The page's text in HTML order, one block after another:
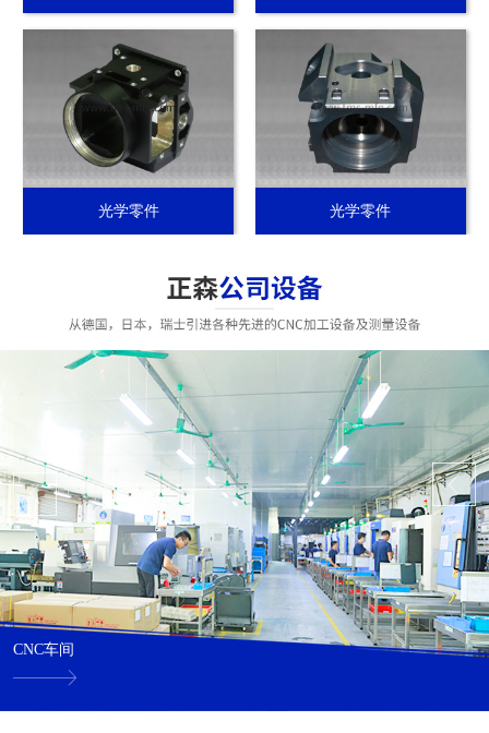
光学零件 光学零件
CNC车间